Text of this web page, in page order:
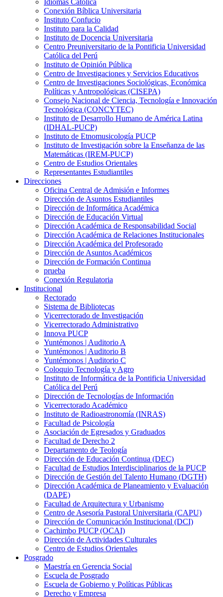
Idiomas Católica
Conexión Bíblica Universitaria
Instituto Confucio
Instituto para la Calidad
Instituto de Docencia Universitaria
Centro Preuniversitario de la Pontificia Universidad
Católica del Perú
Instituto de Opinión Pública
Centro de Investigaciones y Servicios Educativos
Centro de Investigaciones Sociológicas, Económica
Políticas y Antropológicas (CISEPA)
Consejo Nacional de Ciencia, Tecnología e Innovación
Tecnológica (CONCYTEC)
Instituto de Desarrollo Humano de América Latina
(IDHAL-PUCP)
Instituto de Etnomusicología PUCP
Instituto de Investigación sobre la Enseñanza de las
Matemáticas (IREM-PUCP)
Centro de Estudios Orientales
Representantes Estudiantiles
Direcciones
Oficina Central de Admisión e Informes
Dirección de Asuntos Estudiantiles
Dirección de Informática Académica
Dirección de Educación Virtual
Dirección Académica de Responsabilidad Social
Dirección Académica de Relaciones Institucionales
Dirección Académica del Profesorado
Dirección de Asuntos Académicos
Dirección de Formación Continua
prueba
Conexión Regulatoria
Institucional
Rectorado
Sistema de Bibliotecas
Vicerrectorado de Investigación
Vicerrectorado Administrativo
Innova PUCP
Yuntémonos | Auditorio A
Yuntémonos | Auditorio B
Yuntémonos | Auditorio C
Coloquio Tecnología y Agro
Instituto de Informática de la Pontificia Universidad
Católica del Perú
Dirección de Tecnologías de Información
Vicerrectorado Académico
Instituto de Radioastronomía (INRAS)
Facultad de Psicología
Asociación de Egresados y Graduados
Facultad de Derecho 2
Departamento de Teología
Dirección de Educación Continua (DEC)
Facultad de Estudios Interdisciplinarios de la PUCP
Dirección de Gestión del Talento Humano (DGTH)
Dirección Académica de Planeamiento y Evaluación
(DAPE)
Facultad de Arquitectura y Urbanismo
Centro de Asesoría Pastoral Universitaria (CAPU)
Dirección de Comunicación Institucional (DCI)
Cachimbo PUCP (OCAI)
Dirección de Actividades Culturales
Centro de Estudios Orientales
Posgrado
Maestría en Gerencia Social
Escuela de Posgrado
Escuela de Gobierno y Políticas Públicas
Derecho y Empresa